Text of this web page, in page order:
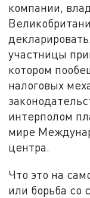
компании,
участницы
котором
налоговых
интерполом
мире
центра.
Что это на
или борьба со